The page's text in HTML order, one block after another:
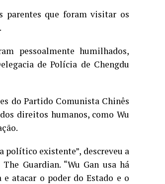
parentes que foram visitar os
pessoalmente humilhados,
de Polícia de Chengdu
do Partido Comunista Chinês
direitos humanos, como Wu
político existente”, descreveu a
Guardian. “Wu Gan usa há
atacar o poder do Estado e o